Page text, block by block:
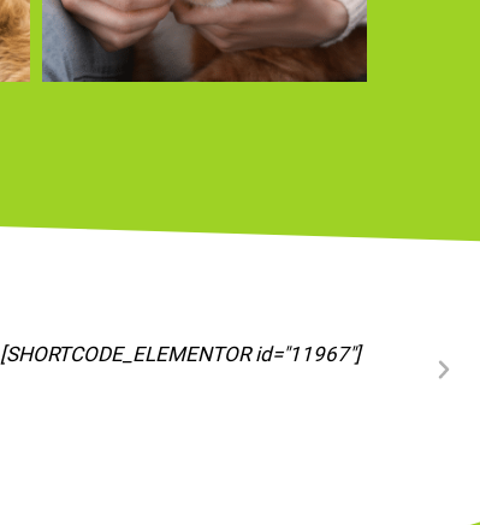
[SHORTCODE_ELEMENTOR id="11973"]